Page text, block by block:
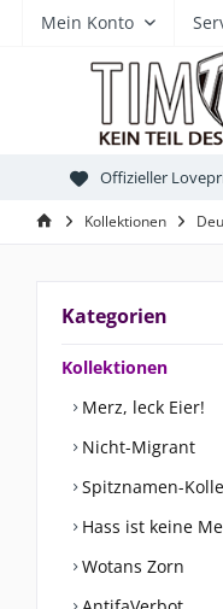
Mein Konto
Offizieller
Kollektionen
Kategorien
Kollektionen
Merz, leck Eier!
Nicht-Migrant
Spitznamen-
Hass ist keine
Wotans Zorn